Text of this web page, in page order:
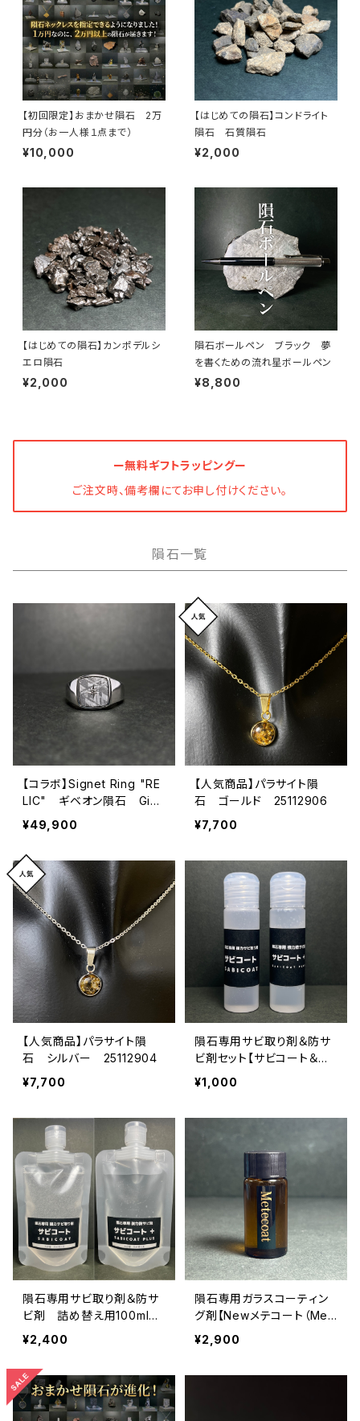
【初回限定】おまかせ隕石 2万
円分（お一人様１点まで）
¥10,000
【はじめての隕石】コンドライト
隕石 石質隕石
¥2,000
【はじめての隕石】カンポデルシ
エロ隕石
¥2,000
隕石ボールペン ブラック 夢
を書くための流れ星ボールペン
¥8,800
ー無料ギフトラッピングー
ご注文時、備考欄にてお申し付けください。
隕石一覧
【コラボ】Signet Ring "RE
LIC" ギベオン隕石 Gib
eon Meteorite 2608010
¥49,900
【人気商品】パラサイト隕
石 ゴールド 25112906
¥7,700
【人気商品】パラサイト隕
石 シルバー 25112904
¥7,700
隕石専用サビ取り剤＆防サ
ビ剤セット【サビコート＆サ
ビコート＋】
¥1,000
隕石専用サビ取り剤＆防サ
ビ剤 詰め替え用100mlセ
ット【サビコート＆サビコー
ト＋】
¥2,400
隕石専用ガラスコーティン
グ剤【Newメテコート（Met
ecoat）】
¥2,900